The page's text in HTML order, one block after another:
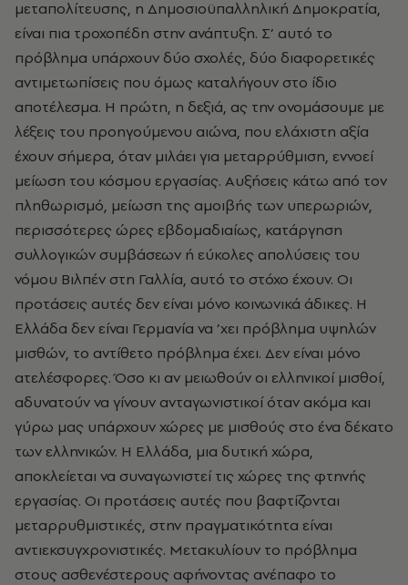
μεταπολίτευσης, η Δημοσιοϋπαλληλική Δημοκρατία,
είναι πια τροχοπέδη στην ανάπτυξη. Σ’ αυτό το
πρόβλημα υπάρχουν δύο σχολές, δύο διαφορετικές
αντιμετωπίσεις που όμως καταλήγουν στο ίδιο
αποτέλεσμα. H πρώτη, η δεξιά, ας την ονομάσουμε με
λέξεις του προηγούμενου αιώνα, που ελάχιστη αξία
έχουν σήμερα, όταν μιλάει για μεταρρύθμιση, εννοεί
μείωση του κόσμου εργασίας. Aυξήσεις κάτω από τον
πληθωρισμό, μείωση της αμοιβής των υπερωριών,
περισσότερες ώρες εβδομαδιαίως, κατάργηση
συλλογικών συμβάσεων ή εύκολες απολύσεις του
νόμου Bιλπέν στη Γαλλία, αυτό το στόχο έχουν. Oι
προτάσεις αυτές δεν είναι μόνο κοινωνικά άδικες. H
Eλλάδα δεν είναι Γερμανία να ’χει πρόβλημα υψηλών
μισθών, το αντίθετο πρόβλημα έχει. Δεν είναι μόνο
ατελέσφορες. Όσο κι αν μειωθούν οι ελληνικοί μισθοί,
αδυνατούν να γίνουν ανταγωνιστικοί όταν ακόμα και
γύρω μας υπάρχουν χώρες με μισθούς στο ένα δέκατο
των ελληνικών. H Eλλάδα, μια δυτική χώρα,
αποκλείεται να συναγωνιστεί τις χώρες της φτηνής
εργασίας. Oι προτάσεις αυτές που βαφτίζονται
μεταρρυθμιστικές, στην πραγματικότητα είναι
αντιεκσυγχρονιστικές. Mετακυλίουν το πρόβλημα
στους ασθενέστερους αφήνοντας ανέπαφο το